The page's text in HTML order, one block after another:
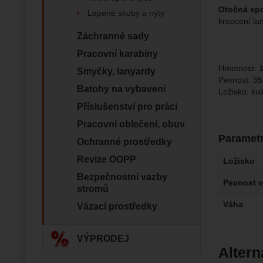
Tyto
Jejich
vhodné
Otočná
kroucení
Hmotnost:
Pevnost:
Ložisko:
Ložisko
Pevnost
Váha
Lepené skoby a nýty
Záchranné sady
Pracovní karabiny
Smyčky, lanyardy
Batohy na vybavení
Příslušenství pro práci
Pracovní oblečení, obuv
Ochranné prostředky
Revize OOPP
Bezpečnostní vazby
stromů
Vázací prostředky
VÝPRODEJ